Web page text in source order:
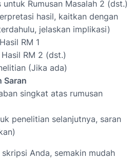
untuk Rumusan Masalah 2 (dst.)
hasil, kaitkan dengan
jelaskan implikasi)
RM 1
RM 2 (dst.)
(Jika ada)
Saran
singkat atas rumusan
penelitian selanjutnya, saran
Anda, semakin mudah